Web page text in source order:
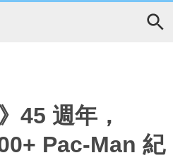
45 週年，
Pac-Man 紀